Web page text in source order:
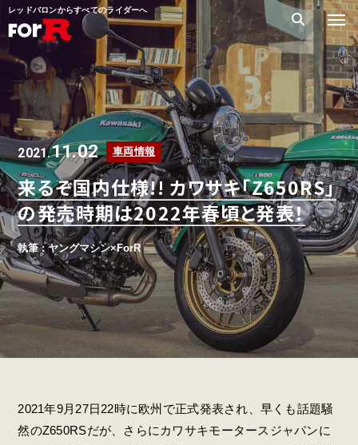
レッドバロンからすべてのライダーへ
2021.11.02 車両情報
来るぞ国内仕様!! カワサキ「Z650RS」
の発売時期は2022年春頃と発表！
執筆 : ヤングマシン×ForR
2021年9月27日22時に欧州で正式発表され、早くも話題騒
然のZ650RSだが、さらにカワサキモータースジャパンに